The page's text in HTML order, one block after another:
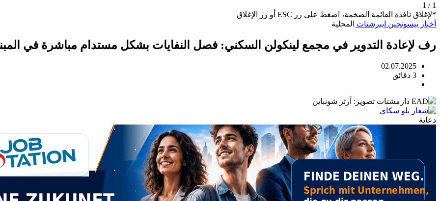
1
/
1
*لإغلاق نافذة القائمة الضخمة، اضغط على زر ESC أو زر الإغلاق
أخبار بيسونجين إيبرشتات المحلية
رف لإعادة التدوير في مجمع لينكولن السكني: فصل النفايات بشكل مستدام مباشرة في
02.07.2025
3 دقائق
دعاية